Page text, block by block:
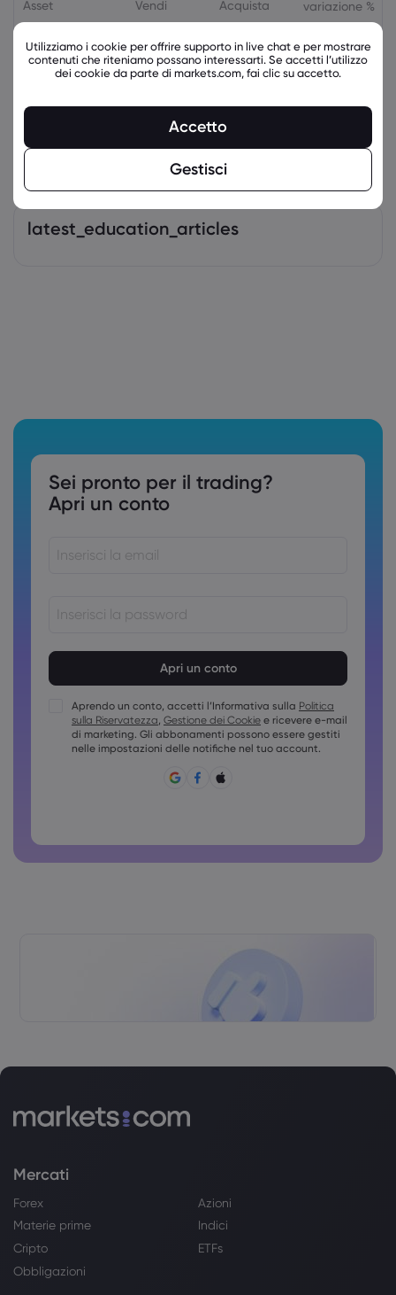
Asset Vendi Acquista variazione %
latest_education_articles
Sei pronto per il trading?
Apri un conto
Le password devono contenere almeno 1 carattere
Le password devono contenere almeno una maiuscola
Le password devono contenere almeno una minuscola
La password deve contenere ~!@#£%^&amp;*()_-
Non è possibile usare password comuni
Aprendo un conto, accetti l’Informativa sulla Politica
sulla Riservatezza, Gestione dei Cookie e ricevere e-mail
di marketing. Gli abbonamenti possono essere gestiti
nelle impostazioni delle notifiche nel tuo account.
Mercati
Forex
Azioni
Materie prime
Indici
Cripto
ETFs
Obbligazioni
Utilizziamo i cookie per offrire supporto in live chat e per mostrare
contenuti che riteniamo possano interessarti. Se accetti l’utilizzo
dei cookie da parte di markets.com, fai clic su accetto.
Accetto
Gestisci